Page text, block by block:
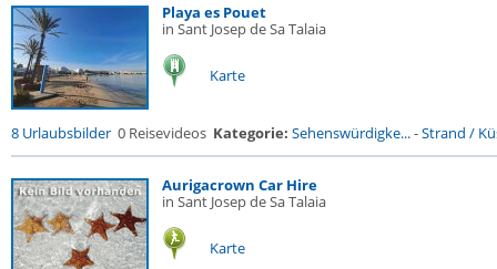
Playa es Pouet
in Sant Josep de Sa Talaia
Karte
8 Urlaubsbilder 0 Reisevideos Kategorie: Sehenswürdigke...-Strand /
Aurigacrown Car Hire
in Sant Josep de Sa Talaia
Karte